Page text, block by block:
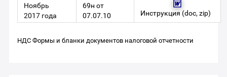
Ноябрь
2017 года
69н от
07.07.10
Инструкция (doc, zip)
НДС Формы и бланки документов налоговой отчетности